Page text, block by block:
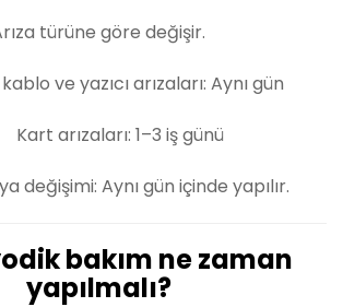
türüne göre değişir.
ve yazıcı arızaları: Aynı gün
Kart arızaları: 1–3 iş günü
değişimi: Aynı gün içinde yapılır.
bakım ne zaman
yapılmalı?